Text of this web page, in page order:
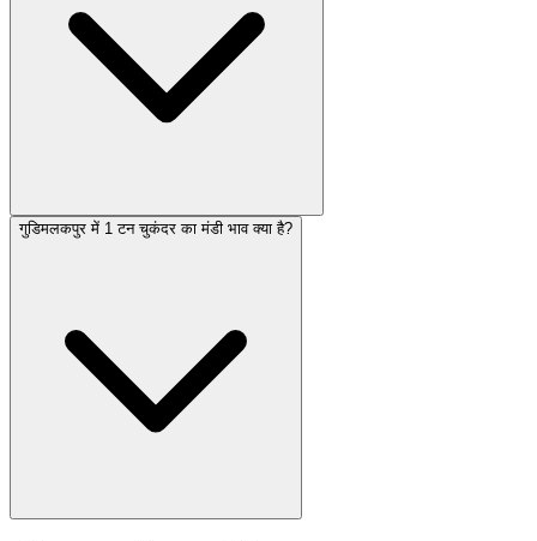
गुडिमलकपुर में 1 टन चुकंदर का मंडी भाव क्या है?